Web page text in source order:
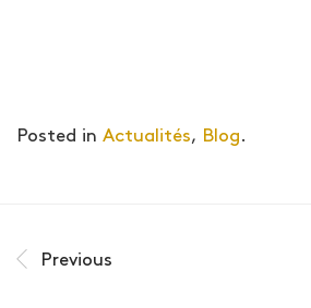
Posted in Actualités, Blog.
Previous